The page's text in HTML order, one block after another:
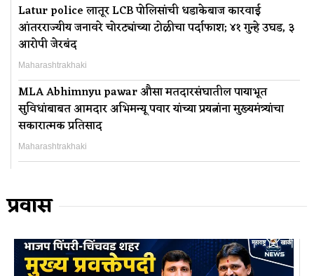
Latur police लातूर LCB पोलिसांची धडाकेबाज कारवाई
आंतरराज्यीय जनावरे चोरट्यांच्या टोळीचा पर्दाफाश; ४१ गुन्हे उघड, ३
आरोपी जेरबंद
Maharashtrakhaki
MLA Abhimnyu pawar औसा मतदारसंघातील पायाभूत
सुविधांबाबत आमदार अभिमन्यू पवार यांच्या प्रयत्नांना मुख्यमंत्र्यांचा
सकारात्मक प्रतिसाद
Maharashtrakhaki
प्रवास